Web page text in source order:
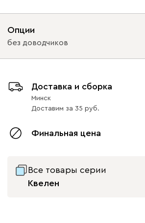
Опции
без доводчиков
с доводчиками без доводчиков
Доставка и сборка
Минск
Доставим за 35
Финальная цена
Все товары серии
Квелен